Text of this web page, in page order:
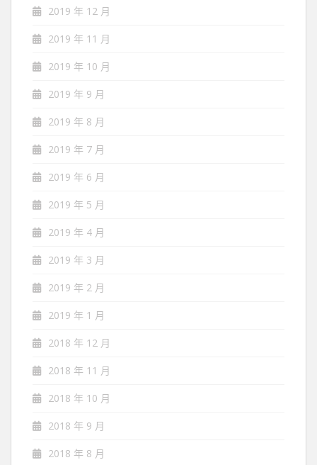
2019 年 12 月
2019 年 11 月
2019 年 10 月
2019 年 9 月
2019 年 8 月
2019 年 7 月
2019 年 6 月
2019 年 5 月
2019 年 4 月
2019 年 3 月
2019 年 2 月
2019 年 1 月
2018 年 12 月
2018 年 11 月
2018 年 10 月
2018 年 9 月
2018 年 8 月